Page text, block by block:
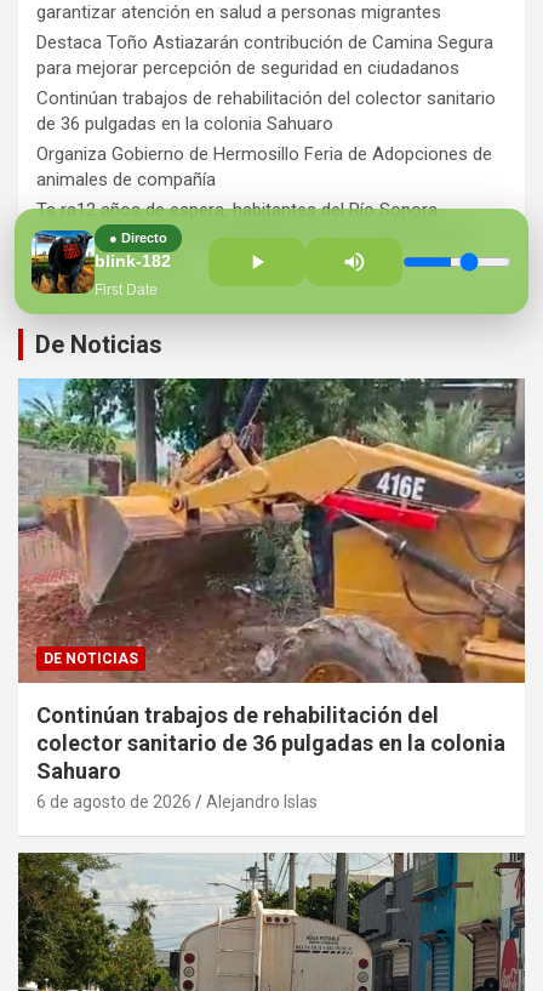
● Directo
blink-182
First Date
garantizar atención en salud a personas migrantes
Destaca Toño Astiazarán contribución de Camina Segura
para mejorar percepción de seguridad en ciudadanos
Continúan trabajos de rehabilitación del colector sanitario
de 36 pulgadas en la colonia Sahuaro
Organiza Gobierno de Hermosillo Feria de Adopciones de
animales de compañía
Ts ra12 años de espera, habitantes del Río Sonora
agradecen a Durazo y Sheinbaum por construcción de
Hospital Regional
De Noticias
DE NOTICIAS
Continúan trabajos de rehabilitación del
colector sanitario de 36 pulgadas en la colonia
Sahuaro
6 de agosto de 2026 Alejandro Islas